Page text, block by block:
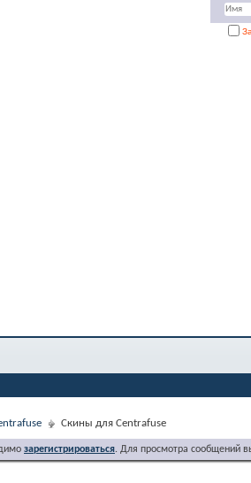
Скины для Centrafuse
зарегистрироваться. Для просмотра сообщений